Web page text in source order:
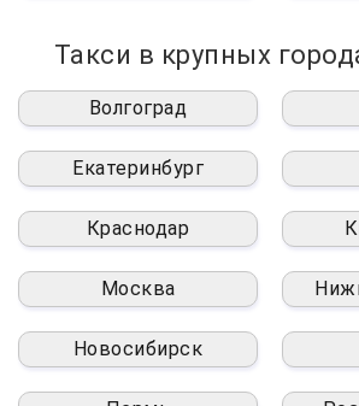
Такси в крупных
Волгоград
Екатеринбург
Краснодар
Москва
Новосибирск